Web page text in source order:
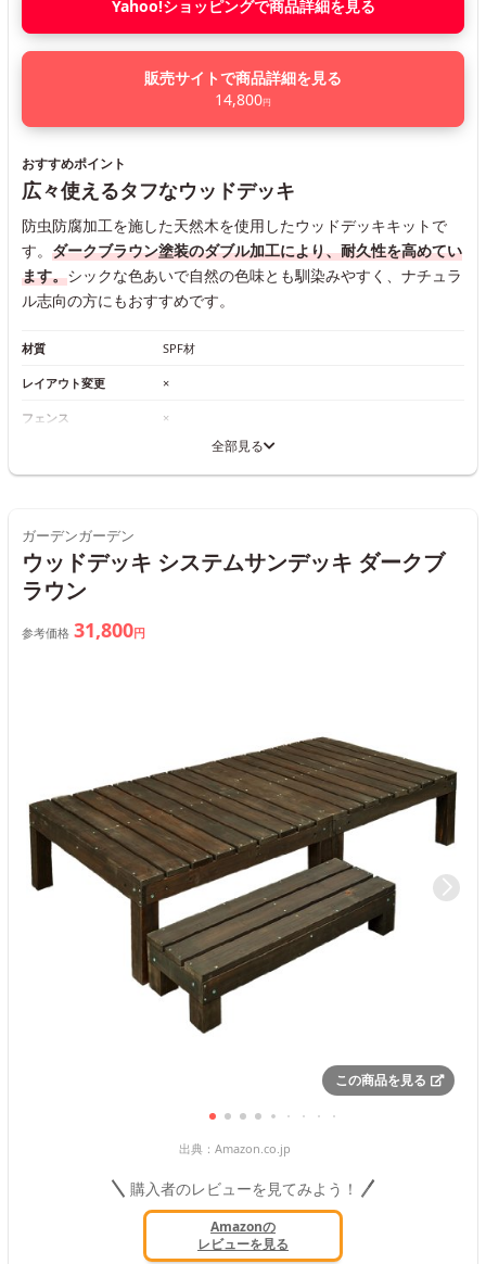
Yahoo!ショッピングで商品詳細を見る
販売サイトで商品詳細を見る
14,800円
おすすめポイント
広々使えるタフなウッドデッキ
防虫防腐加工を施した天然木を使用したウッドデッキキットで
す。 ダークブラウン塗装のダブル加工により、耐久性を高めてい
ます。シックな色あいで自然の色味とも馴染みやすく、ナチュラ
ル志向の方にもおすすめです。
材質 SPF材
レイアウト変更 ×
フェンス ×
全部見る
ガーデンガーデン
ウッドデッキ システムサンデッキ ダークブ
ラウン
参考価格 31,800円
この商品を見る
出典： Amazon.co.jp
購入者のレビューを見てみよう！
Amazonの
レビューを見る